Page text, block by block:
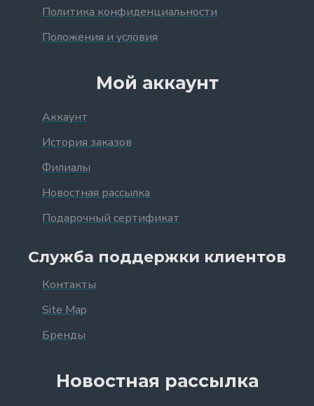
Политика конфиденциальности
Положения и условия
Мой аккаунт
Аккаунт
История заказов
Филиалы
Новостная рассылка
Подарочный сертификат
Служба поддержки клиентов
Контакты
Site Map
Бренды
Новостная рассылка